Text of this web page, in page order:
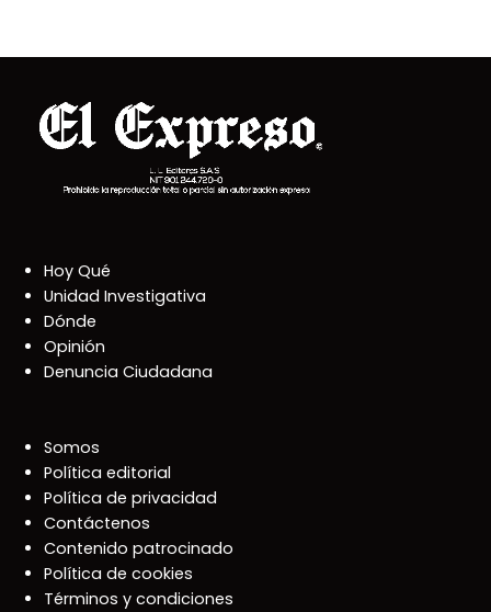
Hoy Qué
Unidad Investigativa
Dónde
Opinión
Denuncia Ciudadana
Somos
Política editorial
Política de privacidad
Contáctenos
Contenido patrocinado
Política de cookies
Términos y condiciones